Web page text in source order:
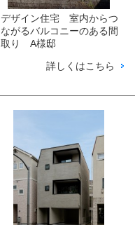
デザイン住宅 室内からつ
ながるバルコニーのある間
取り A様邸
詳しくはこちら